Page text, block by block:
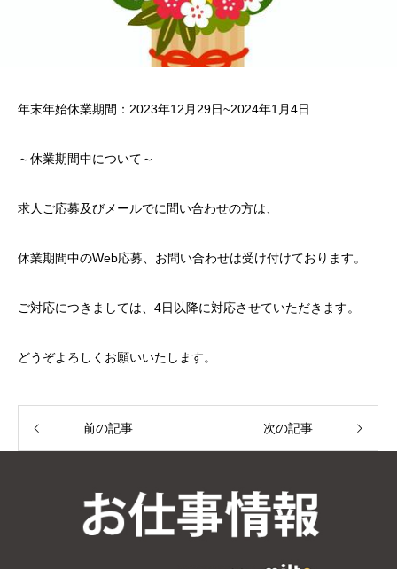
年末年始休業期間：2023年12月29日~2024年1月4日
～休業期間中について～
求人ご応募及びメールでに問い合わせの方は、
休業期間中のWeb応募、お問い合わせは受け付けております。
ご対応につきましては、4日以降に対応させていただきます。
どうぞよろしくお願いいたします。
前の記事 次の記事